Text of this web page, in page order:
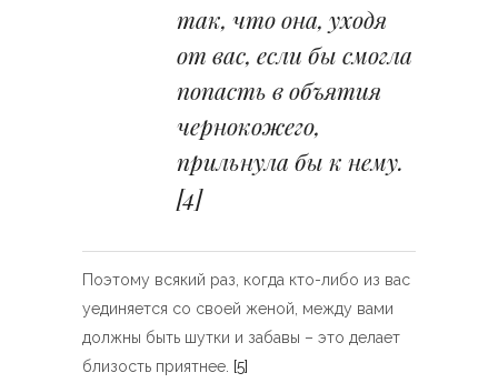
так, что она, уходя
от вас, если бы смогла
попасть в объятия
чернокожего,
прильнула бы к нему.
[4]
Поэтому всякий раз, когда кто-либо из вас
уединяется со своей женой, между вами
должны быть шутки и забавы – это делает
близость приятнее. [5]